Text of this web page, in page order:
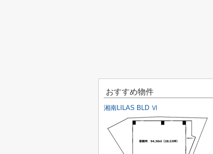
おすすめ物件
湘南LILAS BLD Ⅵ